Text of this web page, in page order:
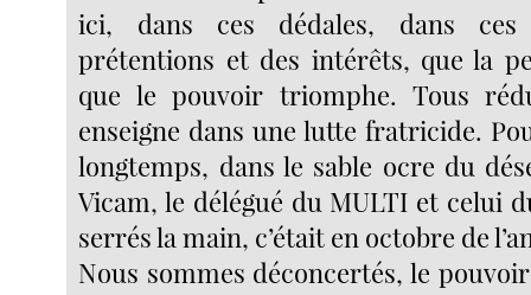
ici, dans ces dédales, dans ces
prétentions et des intérêts, que la
que le pouvoir triomphe. Tous
enseigne dans une lutte fratricide.
longtemps, dans le sable ocre du
Vicam, le délégué du MULTI et celui
serrés la main, c’était en octobre de
Nous sommes déconcertés, le